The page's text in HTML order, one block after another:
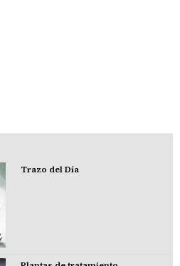
Trazo del Día